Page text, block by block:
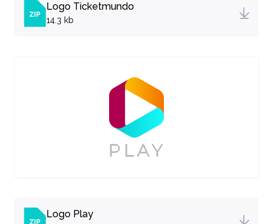
Logo Ticketmundo
14.3 kb
Logo Play